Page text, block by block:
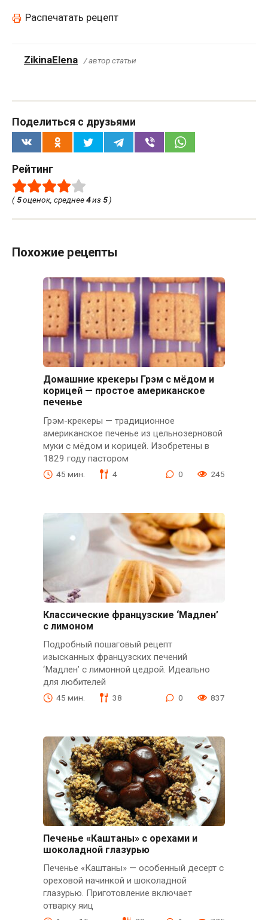
Распечатать рецепт
ZikinaElena / автор статьи
Поделиться с друзьями
Рейтинг
(5оценок, среднее4из 5)
Похожие рецепты
Домашние крекеры Грэм с мёдом и
корицей — простое американское
печенье
Грэм-крекеры — традиционное
американское печенье из цельнозерновой
муки с мёдом и корицей. Изобретены в
1829 году пастором
45 мин. 4 0 245
Классические французские ‘Мадлен’
с лимоном
Подробный пошаговый рецепт
изысканных французских печений
‘Мадлен’ с лимонной цедрой. Идеально
для любителей
45 мин. 38 0 837
Печенье «Каштаны» с орехами и
шоколадной глазурью
Печенье «Каштаны» — особенный десерт с
ореховой начинкой и шоколадной
глазурью. Приготовление включает
отварку яиц